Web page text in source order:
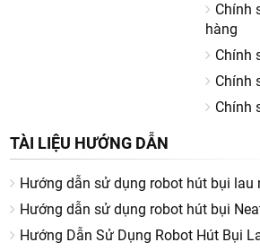
Chính
hàng
Chính
Chính
Chính
TÀI LIỆU HƯỚNG DẪN
Hướng dẫn sử dụng robot hút bụi lau
Hướng dẫn sử dụng robot hút bụi
Hướng Dẫn Sử Dụng Robot Hút Bụi